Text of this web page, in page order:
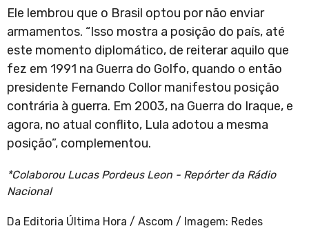
Ele lembrou que o Brasil optou por não enviar
armamentos. “Isso mostra a posição do país, até
este momento diplomático, de reiterar aquilo que
fez em 1991 na Guerra do Golfo, quando o então
presidente Fernando Collor manifestou posição
contrária à guerra. Em 2003, na Guerra do Iraque, e
agora, no atual conflito, Lula adotou a mesma
posição”, complementou.
*Colaborou Lucas Pordeus Leon - Repórter da Rádio
Nacional
Da Editoria Última Hora / Ascom / Imagem: Redes